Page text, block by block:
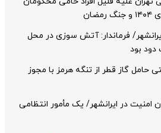
فرماندار: آتش سوزی در محل
بود
حامل گاز قطر از تنگه هرمز با مجوز
امنیت در ایرانشهر/ یک مأمور انتظامی